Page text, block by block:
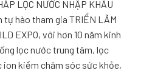
LỌC NƯỚC NHẬP KHẨU
tự hào tham gia TRIỂN LÃM
EXPO, với hơn 10 năm kinh
lọc nước trung tâm, lọc
ion kiềm chăm sóc sức khỏe,